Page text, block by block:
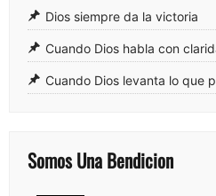
Dios siempre da la victoria
Cuando Dios habla con
Cuando Dios levanta lo que
Somos Una Bendicion